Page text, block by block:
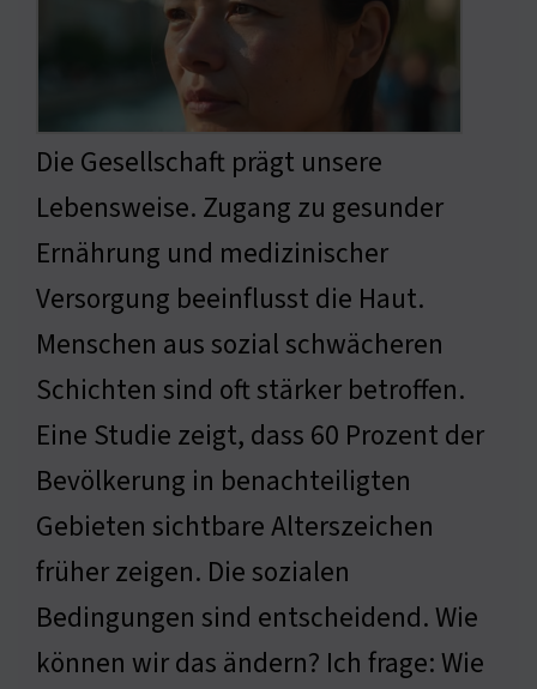
Die Gesellschaft prägt unsere
Lebensweise. Zugang zu gesunder
Ernährung und medizinischer
Versorgung beeinflusst die Haut.
Menschen aus sozial schwächeren
Schichten sind oft stärker betroffen.
Eine Studie zeigt, dass 60 Prozent der
Bevölkerung in benachteiligten
Gebieten sichtbare Alterszeichen
früher zeigen. Die sozialen
Bedingungen sind entscheidend. Wie
können wir das ändern? Ich frage: Wie